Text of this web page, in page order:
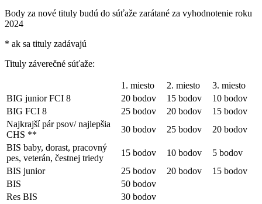
Body za nové tituly budú do súťaže zarátané za vyhodnotenie roku
2024
* ak sa tituly zadávajú
Tituly záverečné súťaže:
1. miesto 2. miesto
3. miesto
BIG junior FCI 8
20 bodov 15 bodov
10 bodov
BIG FCI 8
25 bodov 20 bodov
15 bodov
Najkrajší pár psov/ najlepšia
CHS **
30 bodov 25 bodov
20 bodov
BIS baby, dorast, pracovný
pes, veterán, čestnej triedy
15 bodov 10 bodov
5 bodov
BIS junior
25 bodov 20 bodov
15 bodov
BIS
50 bodov
Res BIS
30 bodov